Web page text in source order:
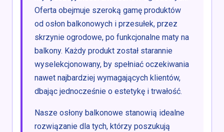
Oferta obejmuje szeroką gamę produktów
od osłon balkonowych i przesułek, przez
skrzynie ogrodowe, po funkcjonalne maty na
balkony. Każdy produkt został starannie
wyselekcjonowany, by spełniać oczekiwania
nawet najbardziej wymagających klientów,
dbając jednocześnie o estetykę i trwałość.
Nasze osłony balkonowe stanowią idealne
rozwiązanie dla tych, którzy poszukują